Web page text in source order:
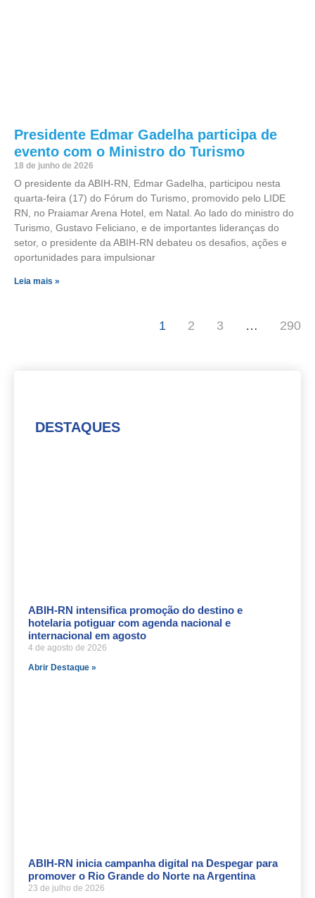
Presidente Edmar Gadelha participa de
evento com o Ministro do Turismo
18 de junho de 2026
O presidente da ABIH-RN, Edmar Gadelha, participou nesta
quarta-feira (17) do Fórum do Turismo, promovido pelo LIDE
RN, no Praiamar Arena Hotel, em Natal. Ao lado do ministro do
Turismo, Gustavo Feliciano, e de importantes lideranças do
setor, o presidente da ABIH-RN debateu os desafios, ações e
oportunidades para impulsionar
Leia mais »
1 2 3 … 290
DESTAQUES
ABIH-RN intensifica promoção do destino e
hotelaria potiguar com agenda nacional e
internacional em agosto
4 de agosto de 2026
Abrir Destaque »
ABIH-RN inicia campanha digital na Despegar para
promover o Rio Grande do Norte na Argentina
23 de julho de 2026